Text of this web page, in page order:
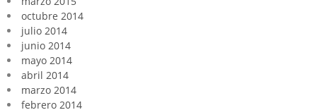
octubre 2014
julio 2014
junio 2014
mayo 2014
abril 2014
marzo 2014
febrero 2014